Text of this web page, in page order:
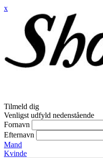
x
Tilmeld dig
Venligst udfyld nedenstående
Fornavn
Efternavn
Mand
Kvinde